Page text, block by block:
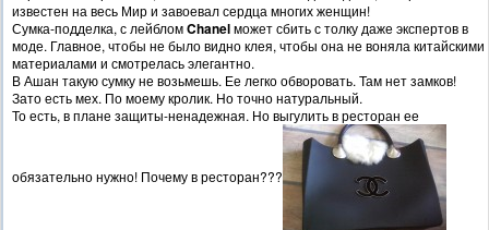
известен на весь Мир и завоевал сердца многих женщин!
Сумка-подделка, с лейбломChanelможет сбить с толку даже экспертов в
моде. Главное, чтобы не было видно клея, чтобы она не воняла китайскими
материалами и смотрелась элегантно.
В Ашан такую сумку не возьмешь. Ее легко обворовать. Там нет замков!
Зато есть мех. По моему кролик. Но точно натуральный.
То есть, в плане защиты-ненадежная. Но выгулить в ресторан ее
обязательно нужно! Почему в ресторан???